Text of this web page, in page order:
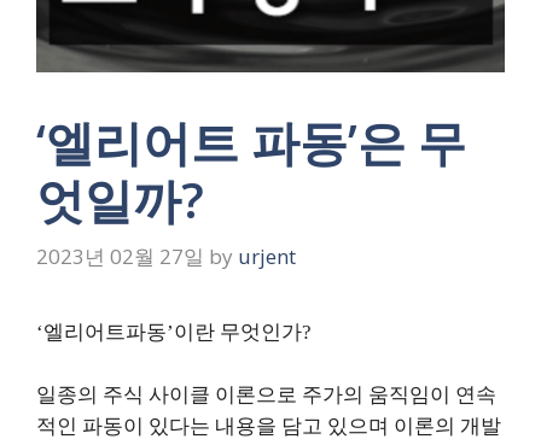
‘엘리어트 파동’은 무
엇일까?
2023년 02월 27일 by urjent
‘엘리어트파동’이란 무엇인가?
일종의 주식 사이클 이론으로 주가의 움직임이 연속
적인 파동이 있다는 내용을 담고 있으며 이론의 개발